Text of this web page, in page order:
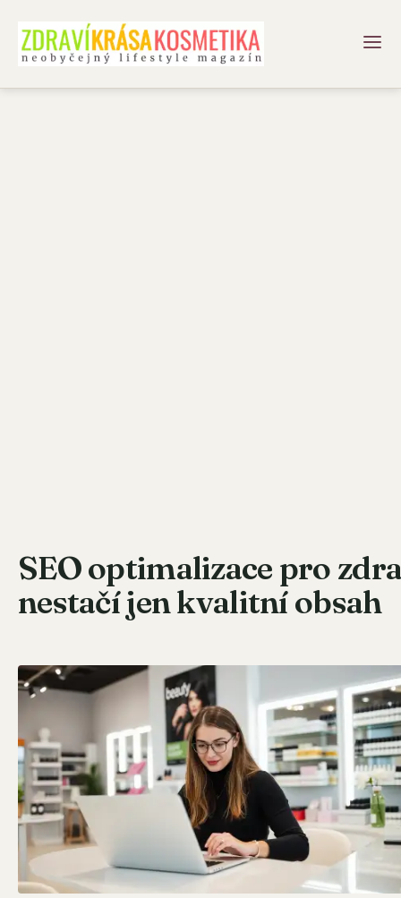
SEO optimalizace pro
nestačí jen kvalitní obsah